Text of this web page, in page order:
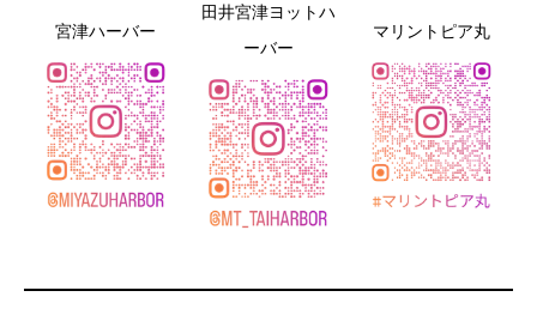
宮津ハーバー
田井宮津ヨットハ
ーバー
マリントピア丸